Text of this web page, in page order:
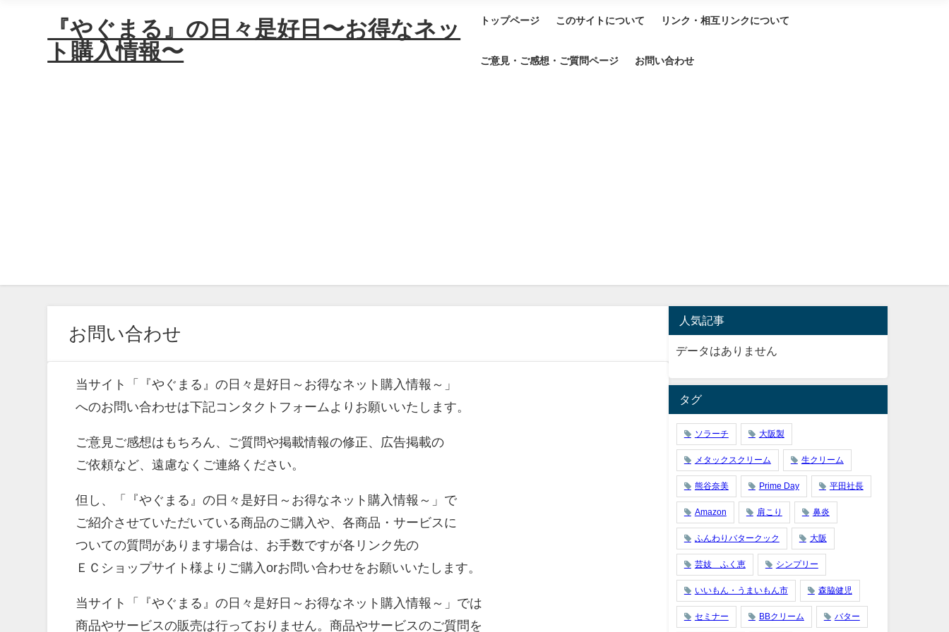
『やぐまる』の日々是好日〜お得なネッ
ト購入情報〜
トップページ このサイトについて リンク・相互リンクについて
ご意見・ご感想・ご質問ページ お問い合わせ
お問い合わせ
当サイト「『やぐまる』の日々是好日～お得なネット購入情報～」
へのお問い合わせは下記コンタクトフォームよりお願いいたします。
ご意見ご感想はもちろん、ご質問や掲載情報の修正、広告掲載の
ご依頼など、遠慮なくご連絡ください。
但し、「『やぐまる』の日々是好日～お得なネット購入情報～」で
ご紹介させていただいている商品のご購入や、各商品・サービスに
ついての質問があります場合は、お手数ですが各リンク先の
ＥＣショップサイト様よりご購入orお問い合わせをお願いいたします。
当サイト「『やぐまる』の日々是好日～お得なネット購入情報～」では
商品やサービスの販売は行っておりません。商品やサービスのご質問を
人気記事
データはありません
タグ
ソラーチ 大阪製
メタックスクリーム 生クリーム
熊谷奈美 Prime Day 平田社長
Amazon 肩こり 鼻炎
ふんわりバタークック 大阪
芸妓 ふく恵 シンプリー
いいもん・うまいもん市 森脇健児
セミナー BBクリーム バター